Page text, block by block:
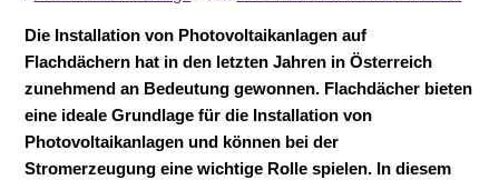
Die Installation von Photovoltaikanlagen auf
Flachdächern hat in den letzten Jahren in Österreich
zunehmend an Bedeutung gewonnen. Flachdächer bieten
eine ideale Grundlage für die Installation von
Photovoltaikanlagen und können bei der
Stromerzeugung eine wichtige Rolle spielen. In diesem